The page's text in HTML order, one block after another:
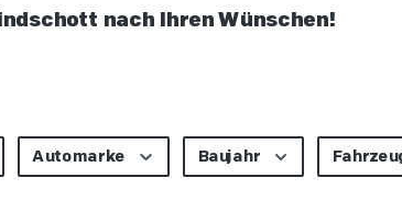
nach Ihren Wünschen!
Automarke Baujahr